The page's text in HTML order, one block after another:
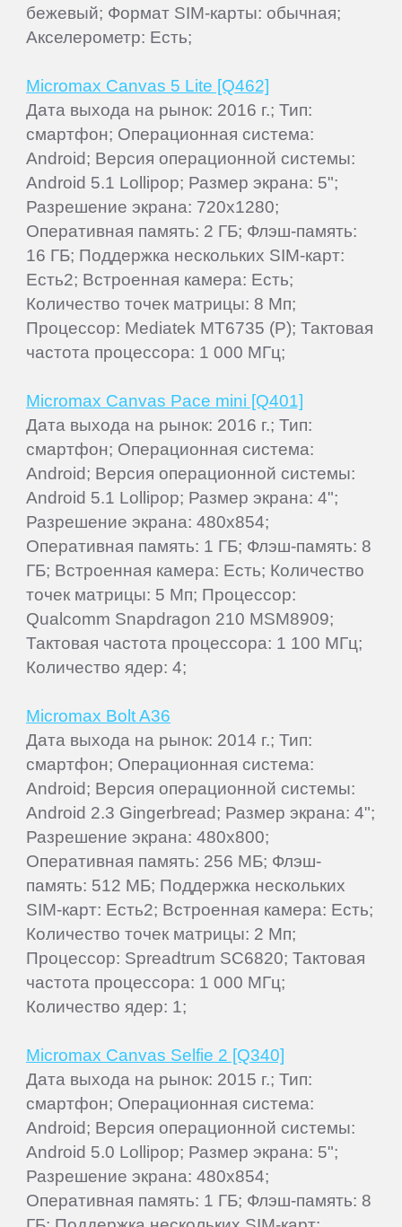
бежевый; Формат SIM-карты: обычная;
Акселерометр: Есть;
Micromax Canvas 5 Lite [Q462]
Дата выхода на рынок: 2016 г.; Тип:
смартфон; Операционная система:
Android; Версия операционной системы:
Android 5.1 Lollipop; Размер экрана: 5";
Разрешение экрана: 720x1280;
Оперативная память: 2 ГБ; Флэш-память:
16 ГБ; Поддержка нескольких SIM-карт:
Есть2; Встроенная камера: Есть;
Количество точек матрицы: 8 Мп;
Процессор: Mediatek MT6735 (P); Тактовая
частота процессора: 1 000 МГц;
Micromax Canvas Pace mini [Q401]
Дата выхода на рынок: 2016 г.; Тип:
смартфон; Операционная система:
Android; Версия операционной системы:
Android 5.1 Lollipop; Размер экрана: 4";
Разрешение экрана: 480x854;
Оперативная память: 1 ГБ; Флэш-память: 8
ГБ; Встроенная камера: Есть; Количество
точек матрицы: 5 Мп; Процессор:
Qualcomm Snapdragon 210 MSM8909;
Тактовая частота процессора: 1 100 МГц;
Количество ядер: 4;
Micromax Bolt A36
Дата выхода на рынок: 2014 г.; Тип:
смартфон; Операционная система:
Android; Версия операционной системы:
Android 2.3 Gingerbread; Размер экрана: 4";
Разрешение экрана: 480x800;
Оперативная память: 256 МБ; Флэш-
память: 512 МБ; Поддержка нескольких
SIM-карт: Есть2; Встроенная камера: Есть;
Количество точек матрицы: 2 Мп;
Процессор: Spreadtrum SC6820; Тактовая
частота процессора: 1 000 МГц;
Количество ядер: 1;
Micromax Canvas Selfie 2 [Q340]
Дата выхода на рынок: 2015 г.; Тип:
смартфон; Операционная система:
Android; Версия операционной системы:
Android 5.0 Lollipop; Размер экрана: 5";
Разрешение экрана: 480x854;
Оперативная память: 1 ГБ; Флэш-память: 8